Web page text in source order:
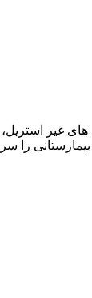
شامل انواع
را